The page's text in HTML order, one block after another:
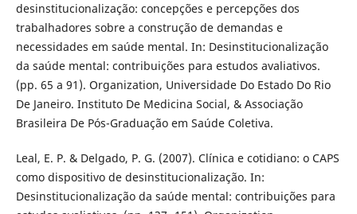
desinstitucionalização: concepções e percepções dos
trabalhadores sobre a construção de demandas e
necessidades em saúde mental. In: Desinstitucionalização
da saúde mental: contribuições para estudos avaliativos.
(pp. 65 a 91). Organization, Universidade Do Estado Do Rio
De Janeiro. Instituto De Medicina Social, & Associação
Brasileira De Pós-Graduação em Saúde Coletiva.
Leal, E. P. & Delgado, P. G. (2007). Clínica e cotidiano: o CAPS
como dispositivo de desinstitucionalização. In:
Desinstitucionalização da saúde mental: contribuições para